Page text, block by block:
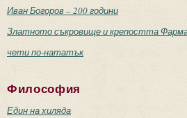
Иван Богоров – 200 години
Златното съкровище и крепостта
чети по-нататък
Философия
Един на хиляда